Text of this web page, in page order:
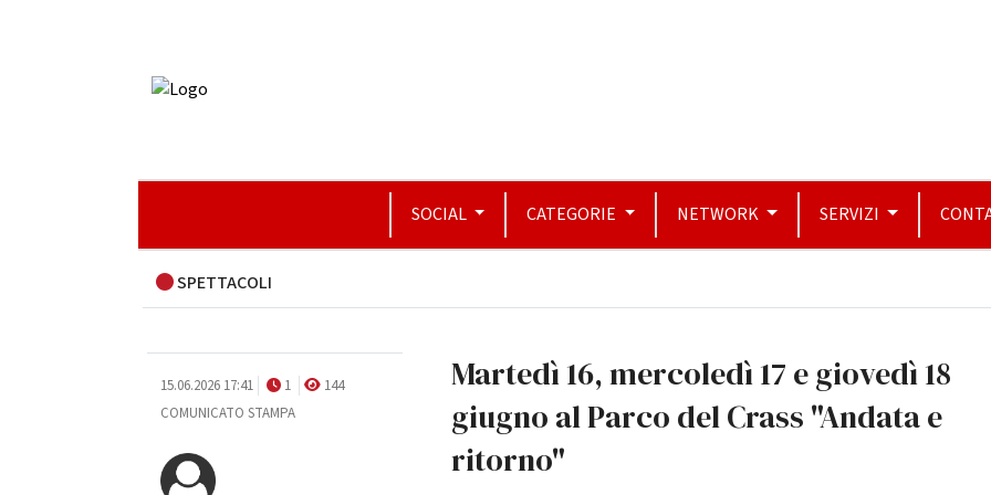
SOCIAL CATEGORIE NETWORK SERVIZI
SPETTACOLI
15.06.2026 17:41 1
144
COMUNICATO STAMPA
Martedì 16, mercoledì 17 e giovedì 18
giugno al Parco del Crass "Andata e
ritorno"